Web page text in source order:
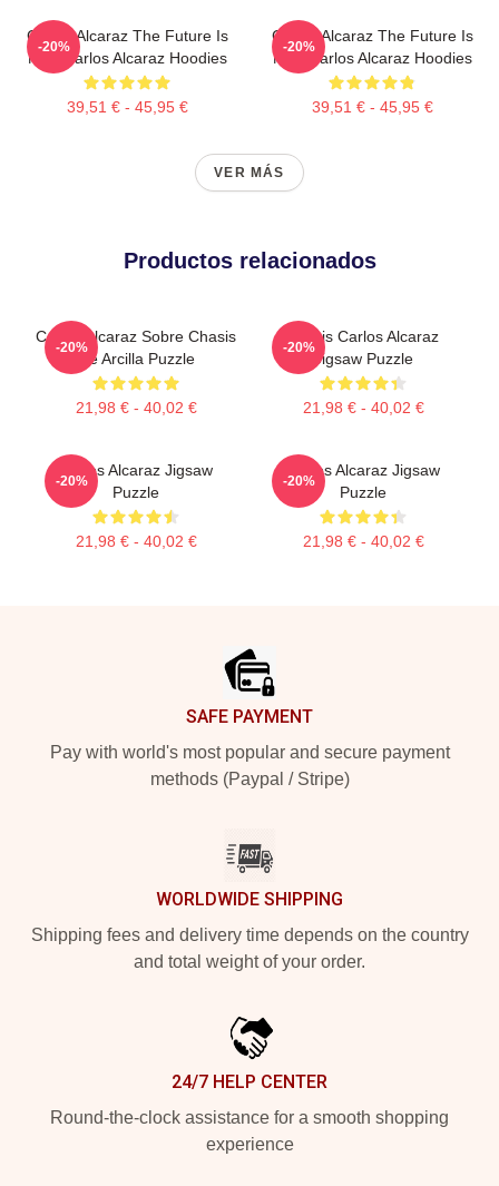
Carlos Alcaraz The Future Is
Now Carlos Alcaraz Hoodies
39,51 € - 45,95 €
-20%
Carlos Alcaraz The Future Is
Now Carlos Alcaraz Hoodies
39,51 € - 45,95 €
-20%
VER MÁS
Productos relacionados
Carlos Alcaraz Sobre Chasis
De Arcilla Puzzle
21,98 € - 40,02 €
-20%
Tennis Carlos Alcaraz
Jigsaw Puzzle
21,98 € - 40,02 €
-20%
Carlos Alcaraz Jigsaw
Puzzle
21,98 € - 40,02 €
-20%
Carlos Alcaraz Jigsaw
Puzzle
21,98 € - 40,02 €
-20%
SAFE PAYMENT
Pay with world's most popular and secure payment
methods (Paypal / Stripe)
WORLDWIDE SHIPPING
Shipping fees and delivery time depends on the country
and total weight of your order.
24/7 HELP CENTER
Round-the-clock assistance for a smooth shopping
experience